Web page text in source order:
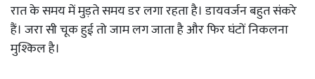
रात के समय में मुड़ते समय डर लगा रहता है। डायवर्जन बहुत संकरे
हैं। जरा सी चूक हुई तो जाम लग जाता है और फिर घंटों निकलना
मुश्किल है।